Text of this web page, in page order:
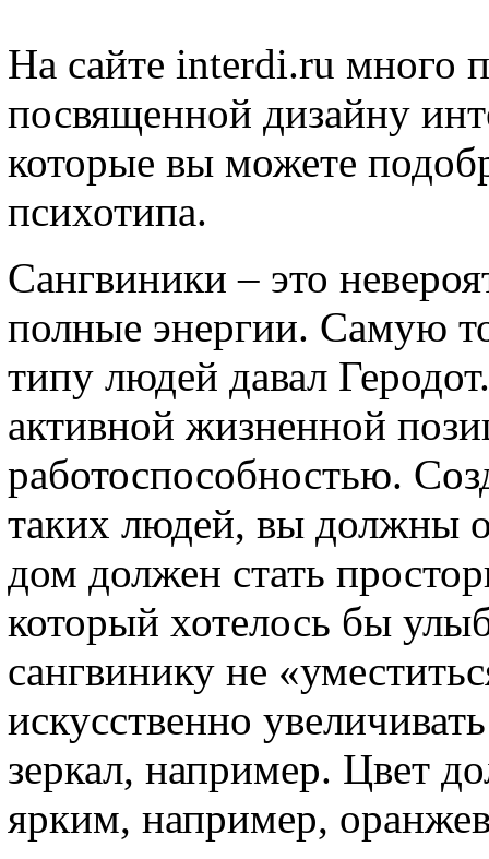
На сайте interdi.ru много
посвященной дизайну
которые вы можете
психотипа.
Сангвиники – это
полные энергии. Самую
типу людей давал
активной жизненной
работоспособностью.
таких людей, вы должны
дом должен стать
который хотелось бы
сангвинику не
искусственно
зеркал, например. Цвет
ярким, например,